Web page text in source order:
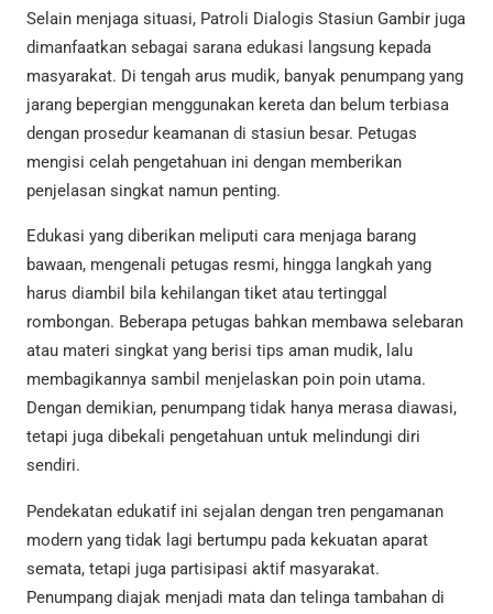
Selain menjaga situasi, Patroli Dialogis Stasiun Gambir juga
dimanfaatkan sebagai sarana edukasi langsung kepada
masyarakat. Di tengah arus mudik, banyak penumpang yang
jarang bepergian menggunakan kereta dan belum terbiasa
dengan prosedur keamanan di stasiun besar. Petugas
mengisi celah pengetahuan ini dengan memberikan
penjelasan singkat namun penting.
Edukasi yang diberikan meliputi cara menjaga barang
bawaan, mengenali petugas resmi, hingga langkah yang
harus diambil bila kehilangan tiket atau tertinggal
rombongan. Beberapa petugas bahkan membawa selebaran
atau materi singkat yang berisi tips aman mudik, lalu
membagikannya sambil menjelaskan poin poin utama.
Dengan demikian, penumpang tidak hanya merasa diawasi,
tetapi juga dibekali pengetahuan untuk melindungi diri
sendiri.
Pendekatan edukatif ini sejalan dengan tren pengamanan
modern yang tidak lagi bertumpu pada kekuatan aparat
semata, tetapi juga partisipasi aktif masyarakat.
Penumpang diajak menjadi mata dan telinga tambahan di